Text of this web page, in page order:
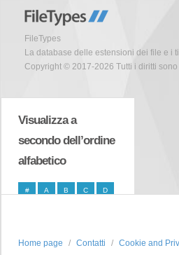
FileTypes
La database delle estensioni dei file e i
Copyright © 2017-2026 Tutti i diritti sono
Visualizza a
secondo dell’ordine
alfabetico
# A B C D
Home page Contatti Cookie and